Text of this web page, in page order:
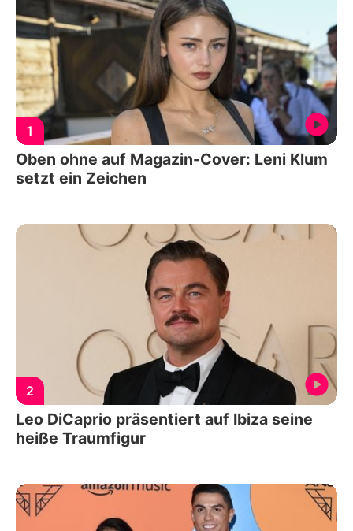
1
Oben ohne auf Magazin-Cover: Leni Klum
setzt ein Zeichen
2
Leo DiCaprio präsentiert auf Ibiza seine
heiße Traumfigur